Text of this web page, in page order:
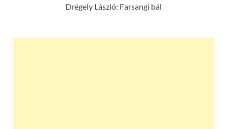
Drégely László: Farsangi bál